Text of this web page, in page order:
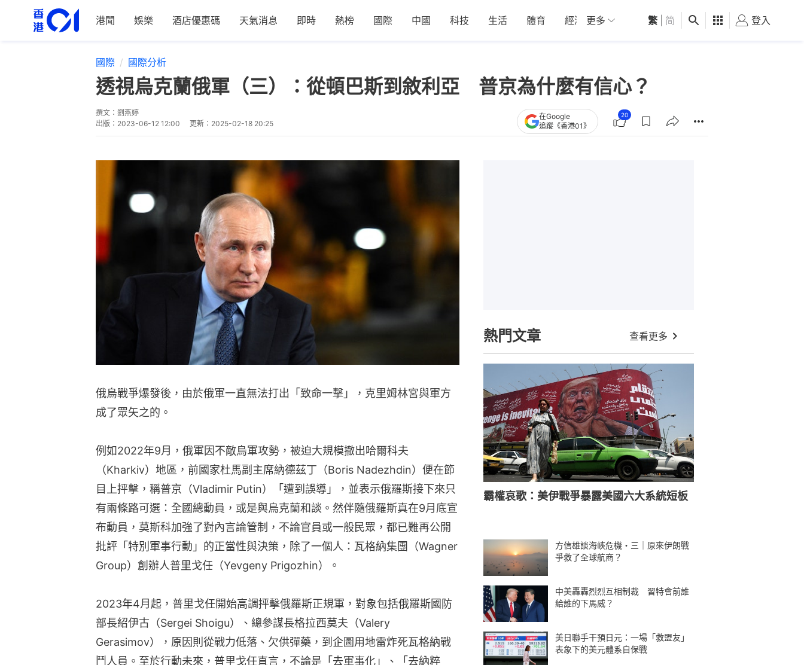
港聞 娛樂 酒店優惠碼 天氣消息 即時 熱榜 國際 中國 科技 生活 體育 經濟 01深圳 觀點 健康 好食玩飛
更多 繁 简 登入
國際 國際分析
透視烏克蘭俄軍（三）：從頓巴斯到敘利亞 普京為什麼有信心？
撰文： 劉燕婷
出版： 2023-06-12 12:00 更新： 2025-02-18 20:25
在Google
追蹤《香港01》
20
俄烏戰爭爆發後，由於俄軍一直無法打出「致命一擊」，克里姆林宮與軍方
成了眾矢之的。
例如2022年9月，俄軍因不敵烏軍攻勢，被迫大規模撤出哈爾科夫
（Kharkiv）地區，前國家杜馬副主席納德茲丁（Boris Nadezhdin）便在節
目上抨擊，稱普京（Vladimir Putin）「遭到誤導」，並表示俄羅斯接下來只
有兩條路可選：全國總動員，或是與烏克蘭和談。然伴隨俄羅斯真在9月底宣
布動員，莫斯科加強了對內言論管制，不論官員或一般民眾，都已難再公開
批評「特別軍事行動」的正當性與決策，除了一個人：瓦格納集團（Wagner
Group）創辦人普里戈任（Yevgeny Prigozhin）。
2023年4月起，普里戈任開始高調抨擊俄羅斯正規軍，對象包括俄羅斯國防
部長紹伊古（Sergei Shoigu）、總參謀長格拉西莫夫（Valery
Gerasimov），原因則從戰力低落、欠供彈藥，到企圖用地雷炸死瓦格納戰
鬥人員。至於行動未來，普里戈任直言，不論是「去軍事化」、「去納粹
熱門文章 查看更多
霸權哀歌：美伊戰爭暴露美國六大系統短板
方信雄談海峽危機・三｜原來伊朗戰
爭救了全球航商？
中美轟轟烈烈互相制裁 習特會前誰
給誰的下馬威？
美日聯手干預日元：一場「救盟友」
表象下的美元體系自保戰